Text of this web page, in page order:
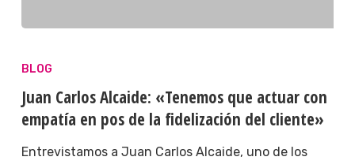
BLOG
Juan Carlos Alcaide: «Tenemos que actuar con
empatía en pos de la fidelización del cliente»
Entrevistamos a Juan Carlos Alcaide, uno de los